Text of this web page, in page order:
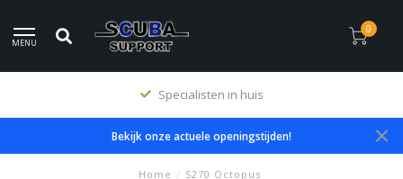
MENU
0
Specialisten in huis
Bekijk onze actuele openingstijden!
Home / S270 Octopus